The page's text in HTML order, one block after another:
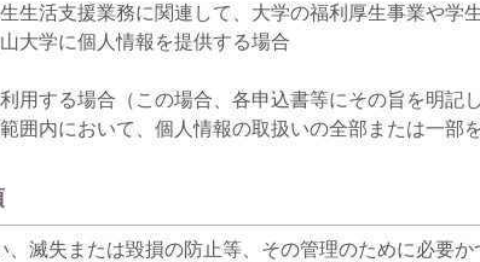
生活支援業務に関連して、大学の福利厚生事業や学
大学に個人情報を提供する場合
用する場合（この場合、各申込書等にその旨を明記し
囲内において、個人情報の取扱いの全部または一部
、滅失または毀損の防止等、その管理のために必要か